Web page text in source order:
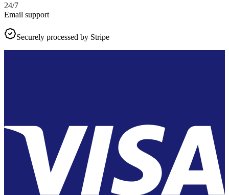
24/7
Email support
Securely processed by Stripe